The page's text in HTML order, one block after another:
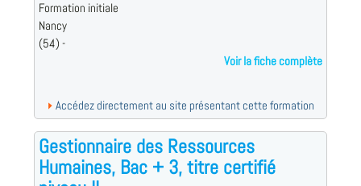
Formation initiale
Nancy
(54) -
Voir la fiche complète
Accédez directement au site présentant cette formation
Gestionnaire des Ressources
Humaines, Bac + 3, titre certifié